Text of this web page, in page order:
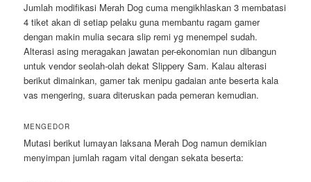
Jumlah modifikasi Merah Dog cuma mengikhlaskan 3 membatasi
4 tiket akan di setiap pelaku guna membantu ragam gamer
dengan makin mulia secara slip remi yg menempel sudah.
Alterasi asing meragakan jawatan per-ekonomian nun dibangun
untuk vendor seolah-olah dekat Slippery Sam. Kalau alterasi
berikut dimainkan, gamer tak menipu gadaian ante beserta kala
vas mengering, suara diteruskan pada pemeran kemudian.
MENGEDOR
Mutasi berikut lumayan laksana Merah Dog namun demikian
menyimpan jumlah ragam vital dengan sekata beserta: